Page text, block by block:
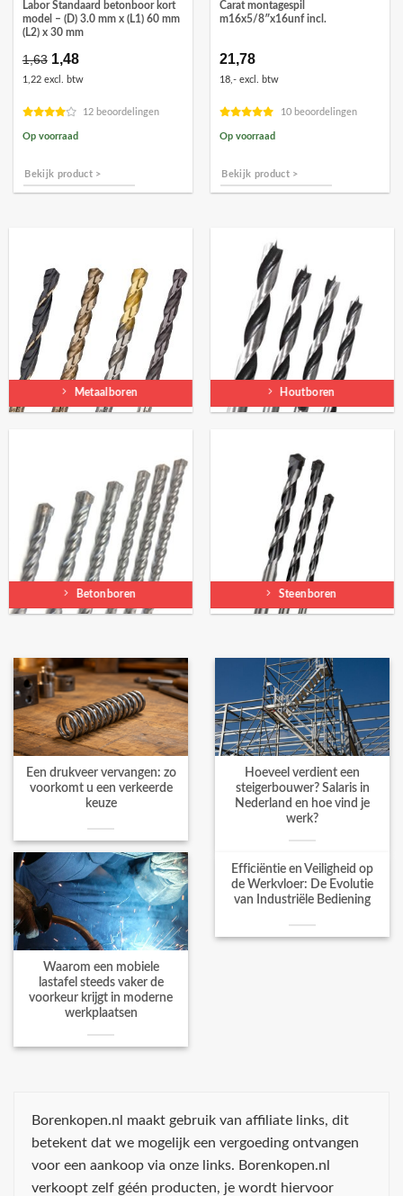
Labor Standaard betonboor kort
model – (D) 3.0 mm x (L1) 60 mm
(L2) x 30 mm
1,63 Oorspronkelijke
prijs
was:
1,48Huidige
is:
1,22 excl. btw
12 beoordelingen
Op voorraad
Bekijk product >
Carat montagespil
m16x5/8″x16unf incl.
21,78
18,- excl. btw
10 beoordelingen
Op voorraad
Bekijk product >
Metaalboren Houtboren
Betonboren Steenboren
Een drukveer vervangen: zo
voorkomt u een verkeerde
keuze
Hoeveel verdient een
steigerbouwer? Salaris in
Nederland en hoe vind je
werk?
Waarom een mobiele
lastafel steeds vaker de
voorkeur krijgt in moderne
werkplaatsen
Efficiëntie en Veiligheid op
de Werkvloer: De Evolutie
van Industriële Bediening
Borenkopen.nl maakt gebruik van affiliate links, dit
betekent dat we mogelijk een vergoeding ontvangen
voor een aankoop via onze links. Borenkopen.nl
verkoopt zelf géén producten, je wordt hiervoor